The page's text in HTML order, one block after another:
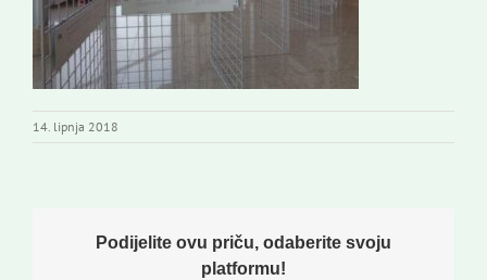
14. lipnja 2018
Podijelite ovu priču, odaberite svoju
platformu!